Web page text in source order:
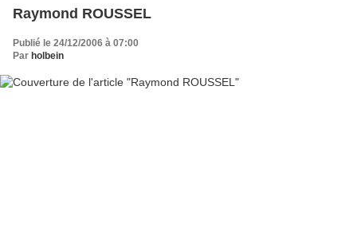
Raymond ROUSSEL
Publié le 24/12/2006 à 07:00
Par holbein